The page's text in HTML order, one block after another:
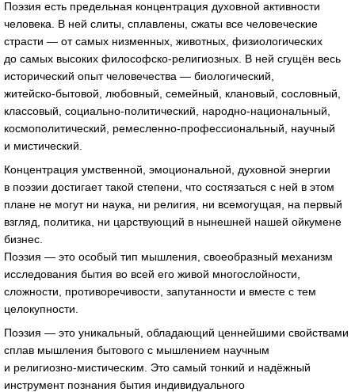
Поэзия есть предельная концентрация духовной активности
человека. В ней слиты, сплавлены, сжаты все человеческие
страсти — от самых низменных, животных, физиологических
до самых высоких философско-религиозных. В ней сгущён весь
исторический опыт человечества — биологический,
житейско-бытовой, любовный, семейный, клановый, сословный,
классовый, социально-политический, народно-национальный,
космополитический, ремесленно-профессиональный, научный
и мистический.
Концентрация умственной, эмоциональной, духовной энергии
в поэзии достигает такой степени, что состязаться с ней в этом
плане не могут ни наука, ни религия, ни всемогущая, на первый
взгляд, политика, ни царствующий в нынешней нашей ойкумене
бизнес.
Поэзия — это особый тип мышления, своеобразный механизм
исследования бытия во всей его живой многослойности,
сложности, противоречивости, запутанности и вместе с тем
целокупности.
Поэзия — это уникальный, обладающий ценнейшими свойствами
сплав мышления бытового с мышлением научным
и религиозно-мистическим . Это самый тонкий и надёжный
инструмент познания бытия индивидуального